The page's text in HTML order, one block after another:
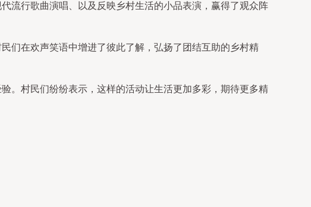
流行歌曲演唱、以及反映乡村生活的小品表演，赢得了观众阵
们在欢声笑语中增进了彼此了解，弘扬了团结互助的乡村精
。村民们纷纷表示，这样的活动让生活更加多彩，期待更多精